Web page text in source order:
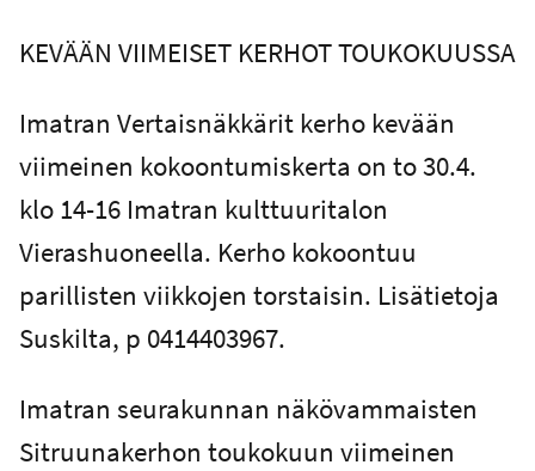
KEVÄÄN VIIMEISET KERHOT TOUKOKUUSSA
Imatran Vertaisnäkkärit kerho kevään
viimeinen kokoontumiskerta on to 30.4.
klo 14-16 Imatran kulttuuritalon
Vierashuoneella. Kerho kokoontuu
parillisten viikkojen torstaisin. Lisätietoja
Suskilta, p 0414403967.
Imatran seurakunnan näkövammaisten
Sitruunakerhon toukokuun viimeinen